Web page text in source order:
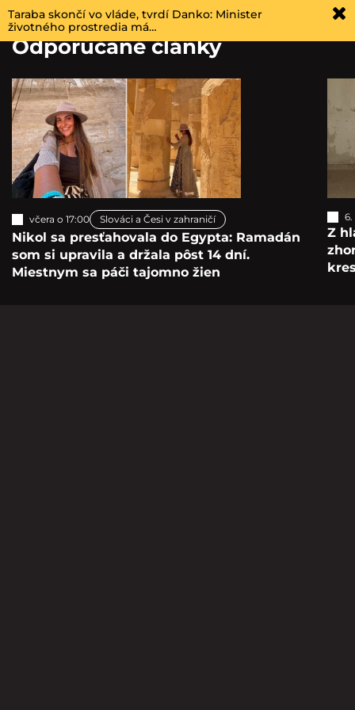
Taraba skončí vo vláde, tvrdí Danko: Minister
životného prostredia má…
Odporúčané články
včera o 17:00 Slováci a Česi v zahraničí
Nikol sa presťahovala do Egypta: Ramadán
som si upravila a držala pôst 14 dní.
Miestnym sa páči tajomno žien
Z